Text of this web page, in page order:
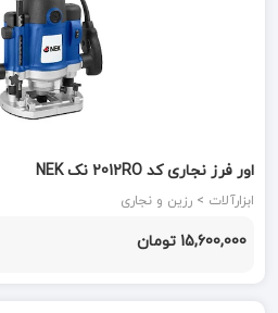
اور فرز نجاری کد 2012RO نک NEK
ابزارآلات > رزین و نجاری
15,600,000 تومان